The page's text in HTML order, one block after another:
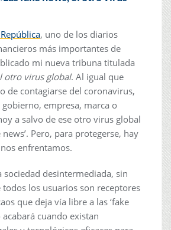
, uno de los diarios
más importantes de
mi nueva tribuna titulada
otro virus global. Al igual que
de contagiarse del coronavirus,
empresa, marca o
a salvo de ese otro virus global
news’. Pero, para protegerse, hay
enfrentamos.
sociedad desintermediada, sin
los usuarios son receptores
que deja vía libre a las ‘fake
acabará cuando existan